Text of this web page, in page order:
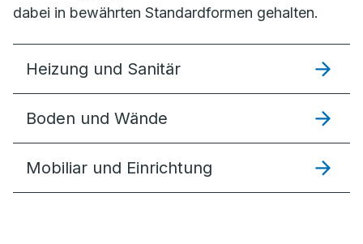
dabei in bewährten Standardformen gehalten.
Heizung und Sanitär
Boden und Wände
Mobiliar und Einrichtung